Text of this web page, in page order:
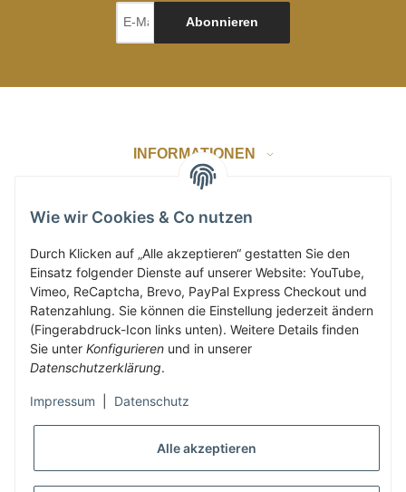
Abonnieren
INFORMATIONEN
GESETZLICHE INFORMATIONEN
ZAHLUNG & VERSAND
KUNDENKONTO
Vertrag widerrufen
Wie wir Cookies & Co nutzen
Durch Klicken auf „Alle akzeptieren“ gestatten Sie den
Einsatz folgender Dienste auf unserer Website: YouTube,
Vimeo, ReCaptcha, Brevo, PayPal Express Checkout und
Ratenzahlung. Sie können die Einstellung jederzeit ändern
(Fingerabdruck-Icon links unten). Weitere Details finden
Sie unter Konfigurieren und in unserer
Datenschutzerklärung.
Impressum Datenschutz
Alle akzeptieren